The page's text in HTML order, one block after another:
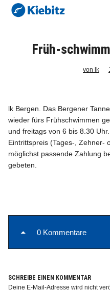
Kiebitz-Online
Aktuelles E-Paper
Anzeigenpreise
Meine Region Online
Früh-
von lk
lk Bergen. Das Bergener
wieder fürs Frühschwimmen
und freitags von 6 bis 8.30
Eintrittspreis (Tages-, Zehner-
möglichst passende Zahlung
gebeten.
0 Kommentare
SCHREIBE EINEN KOMMENTAR
Deine E-Mail-Adresse wird nicht